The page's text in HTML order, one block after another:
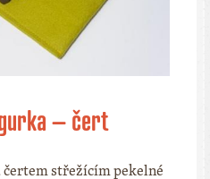
– čert
střežícím pekelné